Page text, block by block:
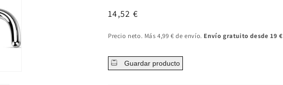
Precio
14,52 €
Precio neto. Más 4,99 € de envío. Envío gratuito desde 19 €
Guardar producto